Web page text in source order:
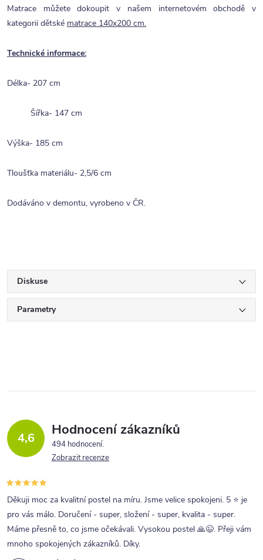
Matrace můžete dokoupit v našem internetovém obchodě v
kategorii dětské matrace 140x200 cm.
Technické informace:
Délka- 207 cm
Šířka- 147 cm
Výška- 185 cm
Tloušťka materiálu- 2,5/6 cm
Dodáváno v demontu, vyrobeno v ČR.
Diskuse
Parametry
4,6 Hodnocení zákazníků
494 hodnocení
Zobrazit recenze
Děkuji moc za kvalitní postel na míru. Jsme velice spokojeni. 5 ⭐ je
pro vás málo. Doručení - super, složení - super, kvalita - super.
Máme přesně to, co jsme očekávali. Vysokou postel 🙏😉. Přeji vám
mnoho spokojených zákazníků. Díky.